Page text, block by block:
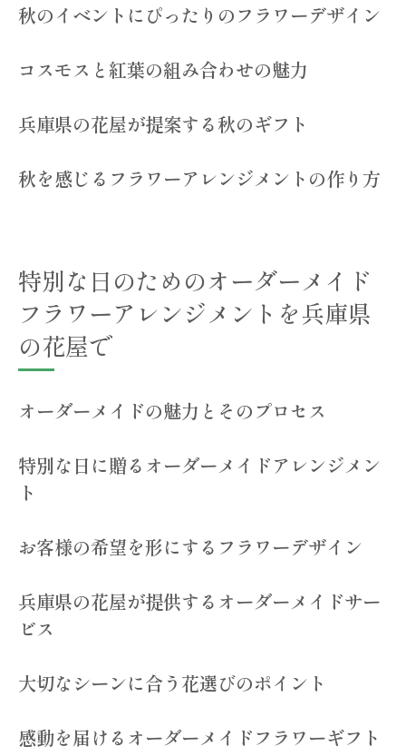
兵庫県の花屋で見つける次の季節の花
秋のイベントにぴったりのフラワーデザイン
コスモスと紅葉の組み合わせの魅力
兵庫県の花屋が提案する秋のギフト
秋を感じるフラワーアレンジメントの作り方
特別な日のためのオーダーメイド
フラワーアレンジメントを兵庫県
の花屋で
オーダーメイドの魅力とそのプロセス
特別な日に贈るオーダーメイドアレンジメン
ト
お客様の希望を形にするフラワーデザイン
兵庫県の花屋が提供するオーダーメイドサー
ビス
大切なシーンに合う花選びのポイント
感動を届けるオーダーメイドフラワーギフト